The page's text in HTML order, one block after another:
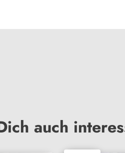
auch